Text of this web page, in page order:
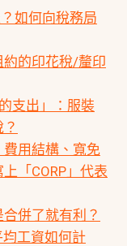
如何向稅務局
的印花稅/釐印
支出」：服裝
用結構、寬免
「CORP」代表
併了就有利？
工資如何計